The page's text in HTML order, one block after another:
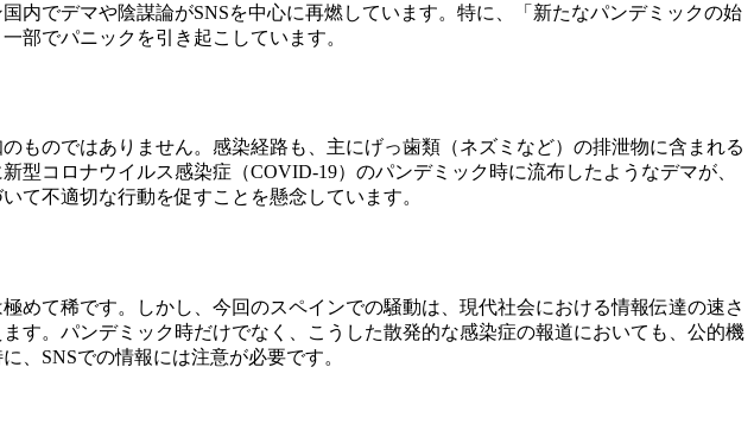
でデマや陰謀論がSNSを中心に再燃しています。特に、「新たなパンデミックの始
部でパニックを引き起こしています。
ものではありません。感染経路も、主にげっ歯類（ネズミなど）の排泄物に含まれる
コロナウイルス感染症（COVID-19）のパンデミック時に流布したようなデマが、
て不適切な行動を促すことを懸念しています。
て稀です。しかし、今回のスペインでの騒動は、現代社会における情報伝達の速さ
す。パンデミック時だけでなく、こうした散発的な感染症の報道においても、公的機
、SNSでの情報には注意が必要です。